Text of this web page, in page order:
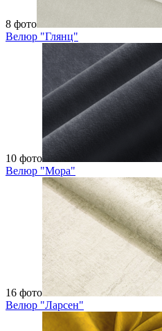
8 фото
Велюр "Глянц"
10 фото
Велюр "Мора"
16 фото
Велюр "Ларсен"